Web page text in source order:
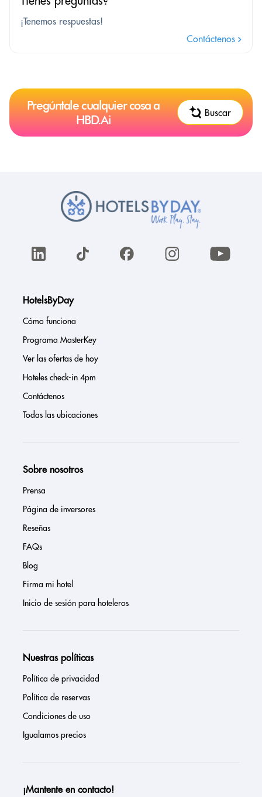
¡Tenemos respuestas!
Contáctenos
Pregúntale cualquier cosa a
HBD.Ai
Buscar
HotelsByDay
Cómo funciona
Programa MasterKey
Ver las ofertas de hoy
Hoteles check-in 4pm
Contáctenos
Todas las ubicaciones
Sobre nosotros
Prensa
Página de inversores
Reseñas
FAQs
Blog
Firma mi hotel
Inicio de sesión para hoteleros
Nuestras políticas
Política de privacidad
Política de reservas
Condiciones de uso
Igualamos precios
¡Mantente en contacto!